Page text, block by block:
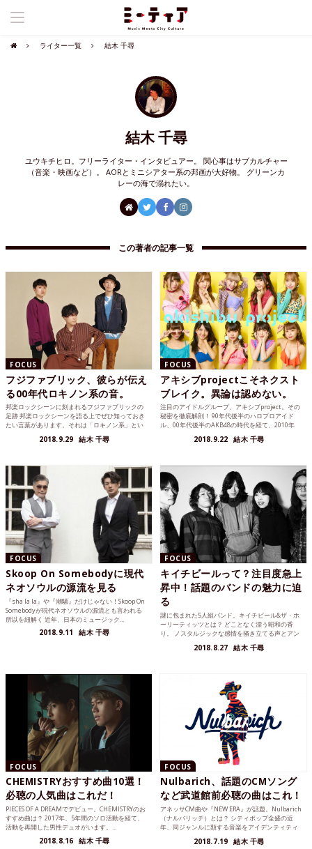
ライター一覧 結木 千尋
結木 千尋
ユウキチヒロ。フリーライター・インタビュアー。 関心事はサブカルチャー
（音楽・映画など）。 AORとミニシアター系の邦画が大好物。 グリーンカ
レーの海で溺れたい。
この著者の記事一覧
FOCUS
フジファブリック、彼らが伝え
る00年代ロキノン系の音。
邦楽ロックシーンに刻まれるフジファブリックの
足跡 邦楽ロックシーンを語る上でぜひ知っておき
たい言葉があります。それは「ロキノン系」とい
2018.9.29 結木 千尋
FOCUS
アキシブprojectこそネクスト
ブレイク。異論は認めない。
注目のアイドルグループ、アキシブproject。その
秘密を徹底解剖！ 90年代後半のハロプロアイド
ル、00年代後半のAKB48の時代を経て、2010年
2018.9.22 結木 千尋
FOCUS
Skoop On Somebodyに現代
ネオソウルの源流を見る
『sha la la』や『潮騒』だけじゃない！Skoop On
Somebodyが現代ネオソウルの源流とも言われる
所以を紐解く 近年、日本のミュージック...
2018.9.11 結木 千尋
FOCUS
キイチビールって？注目度急上
昇中！話題のバンドの魅力に迫
る
謎に包まれた5人組バンド。キイチビール&ザ・ホ
ーリーティッツとは？ どことなく漂う昭和の香
り。 ノスタルジックな感情を掻き立てる声とアン
2018.8.27 結木 千尋
FOCUS
CHEMISTRYおすすめ曲10選！
必聴の人気曲はこれだ！
PIECES OF A DREAMでデビュー。CHEMISTRYのお
すすめ曲は？ 2017年、5年間のソロ活動を経て、
活動を再開した男性デュオがいます。...
2018.8.16 結木 千尋
FOCUS
Nulbarich、話題のCMソング
など武道館前必聴の曲はこれ！
アネッサCM曲や『NEW ERA』が話題。Nulbarich
（ナルバリッチ）とは？ シティポップ全盛の近
年、同ジャンルに類する音楽をアイデンティティ
2018.7.19 結木 千尋